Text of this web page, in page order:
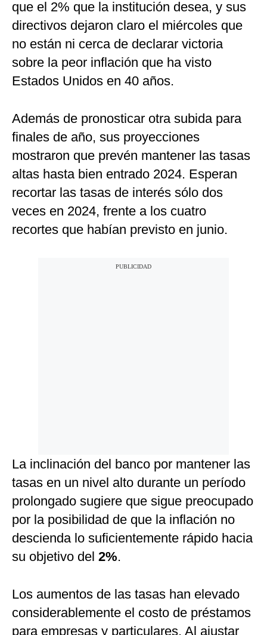
que el 2% que la institución desea, y sus
directivos dejaron claro el miércoles que
no están ni cerca de declarar victoria
sobre la peor inflación que ha visto
Estados Unidos en 40 años.
Además de pronosticar otra subida para
finales de año, sus proyecciones
mostraron que prevén mantener las tasas
altas hasta bien entrado 2024. Esperan
recortar las tasas de interés sólo dos
veces en 2024, frente a los cuatro
recortes que habían previsto en junio.
La inclinación del banco por mantener las
tasas en un nivel alto durante un período
prolongado sugiere que sigue preocupado
por la posibilidad de que la inflación no
descienda lo suficientemente rápido hacia
su objetivo del 2%.
Los aumentos de las tasas han elevado
considerablemente el costo de préstamos
para empresas y particulares. Al ajustar